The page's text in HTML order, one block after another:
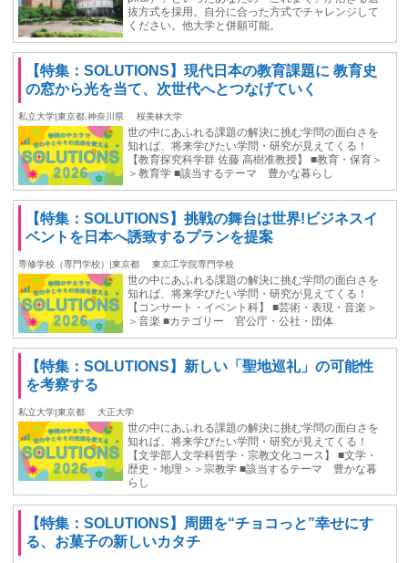
抜方式を採用。自分に合った方式でチャレンジして
ください。他大学と併願可能。
【特集：SOLUTIONS】現代日本の教育課題に 教育史
の窓から光を当て、次世代へとつなげていく
私立大学|東京都,神奈川県 桜美林大学
世の中にあふれる課題の解決に挑む学問の面白さを
知れば、将来学びたい学問・研究が見えてくる！
【教育探究科学群 佐藤 高樹准教授】 ■教育・保育＞
＞教育学 ■該当するテーマ 豊かな暮らし
【特集：SOLUTIONS】挑戦の舞台は世界!ビジネスイ
ベントを日本へ誘致するプランを提案
専修学校（専門学校）|東京都 東京工学院専門学校
世の中にあふれる課題の解決に挑む学問の面白さを
知れば、将来学びたい学問・研究が見えてくる！
【コンサート・イベント科】 ■芸術・表現・音楽＞
＞音楽 ■カテゴリー 官公庁・公社・団体
【特集：SOLUTIONS】新しい「聖地巡礼」の可能性
を考察する
私立大学|東京都 大正大学
世の中にあふれる課題の解決に挑む学問の面白さを
知れば、将来学びたい学問・研究が見えてくる！
【文学部人文学科哲学・宗教文化コース】 ■文学・
歴史・地理＞＞宗教学 ■該当するテーマ 豊かな暮
らし
【特集：SOLUTIONS】周囲を“チョコっと”幸せにす
る、お菓子の新しいカタチ